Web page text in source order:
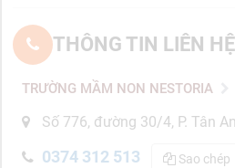
THÔNG TIN LIÊN HỆ
TRƯỜNG MẦM NON NESTORIA
Số 776, đường 30/4, P. Tân
0374 312 513 Sao chép